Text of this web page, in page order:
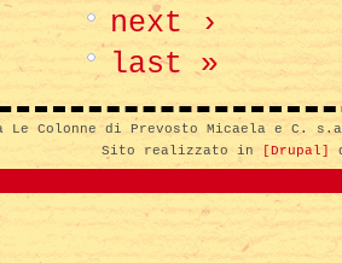
next ›
last »
Le Colonne di Prevosto Micaela e C.
Sito realizzato in
[Drupal]